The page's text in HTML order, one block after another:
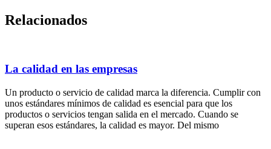
Relacionados
La calidad en las empresas
Un producto o servicio de calidad marca la diferencia. Cumplir con
unos estándares mínimos de calidad es esencial para que los
productos o servicios tengan salida en el mercado. Cuando se
superan esos estándares, la calidad es mayor. Del mismo